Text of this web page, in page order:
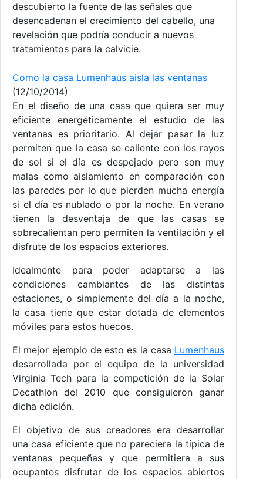
descubierto la fuente de las señales que
desencadenan el crecimiento del cabello, una
revelación que podría conducir a nuevos
tratamientos para la calvicie.
Como la casa Lumenhaus aisla las ventanas
(12/10/2014)
En el diseño de una casa que quiera ser muy
eficiente energéticamente el estudio de las
ventanas es prioritario. Al dejar pasar la luz
permiten que la casa se caliente con los rayos
de sol si el día es despejado pero son muy
malas como aislamiento en comparación con
las paredes por lo que pierden mucha energía
si el día es nublado o por la noche. En verano
tienen la desventaja de que las casas se
sobrecalientan pero permiten la ventilación y el
disfrute de los espacios exteriores.
Idealmente para poder adaptarse a las
condiciones cambiantes de las distintas
estaciones, o simplemente del día a la noche,
la casa tiene que estar dotada de elementos
móviles para estos huecos.
El mejor ejemplo de esto es la casa Lumenhaus
desarrollada por el equipo de la universidad
Virginia Tech para la competición de la Solar
Decathlon del 2010 que consiguieron ganar
dicha edición.
El objetivo de sus creadores era desarrollar
una casa eficiente que no pareciera la típica de
ventanas pequeñas y que permitiera a sus
ocupantes disfrutar de los espacios abiertos